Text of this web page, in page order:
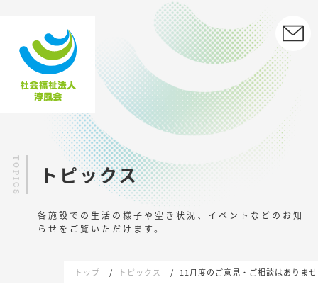
トピックス
各施設での生活の様子や空き状況、イベントなどの お知
らせをご覧いただけます。
トップ トピックス 11月度のご意見・ご相談はありま